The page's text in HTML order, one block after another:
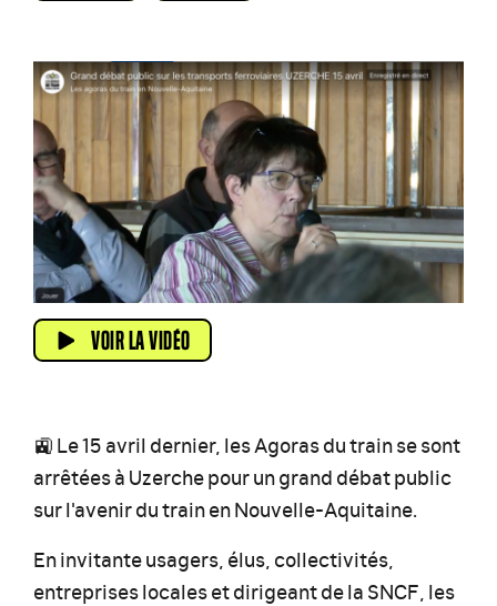
VOIR LA VIDÉO
🚉 Le 15 avril dernier, les Agoras du train se sont
arrêtées à Uzerche pour un grand débat public
sur l'avenir du train en Nouvelle-Aquitaine.
En invitante usagers, élus, collectivités,
entreprises locales et dirigeant de la SNCF, les